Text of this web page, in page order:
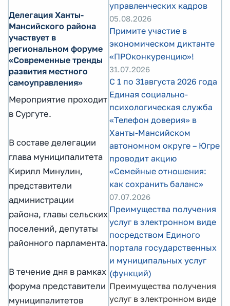
Делегация Ханты-
Мансийского района
участвует в
региональном форуме
«Современные тренды
развития местного
самоуправления»
Мероприятие проходит
в Сургуте.
В составе делегации
глава муниципалитета
Кирилл Минулин,
представители
администрации
района, главы сельских
поселений, депутаты
районного парламента.
В течение дня в рамках
форума представители
муниципалитетов
управленческих кадров
05.08.2026
Примите участие в
экономическом диктанте
«ПРОконкуренцию»!
31.07.2026
С 1 по 31августа 2026 года
Единая социально-
психологическая служба
«Телефон доверия» в
Ханты-Мансийском
автономном округе – Югре
проводит акцию
«Семейные отношения:
как сохранить баланс»
07.07.2026
Преимущества получения
услуг в электронном виде
посредством Единого
портала государственных
и муниципальных услуг
(функций)
Преимущества получения
услуг в электронном виде